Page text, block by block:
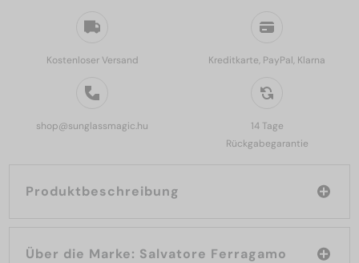
Kostenloser Versand Kreditkarte, PayPal, Klarna
shop@sunglassmagic.hu
14 Tage
Rückgabegarantie
Produktbeschreibung
Über die Marke: Salvatore Ferragamo